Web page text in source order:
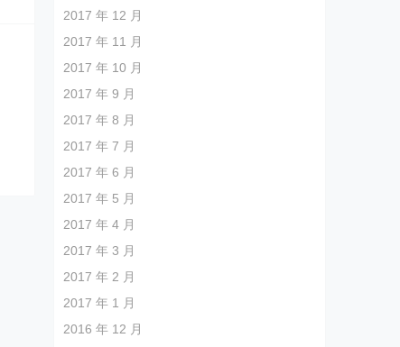
2017 年 12 月
2017 年 11 月
2017 年 10 月
2017 年 9 月
2017 年 8 月
2017 年 7 月
2017 年 6 月
2017 年 5 月
2017 年 4 月
2017 年 3 月
2017 年 2 月
2017 年 1 月
2016 年 12 月